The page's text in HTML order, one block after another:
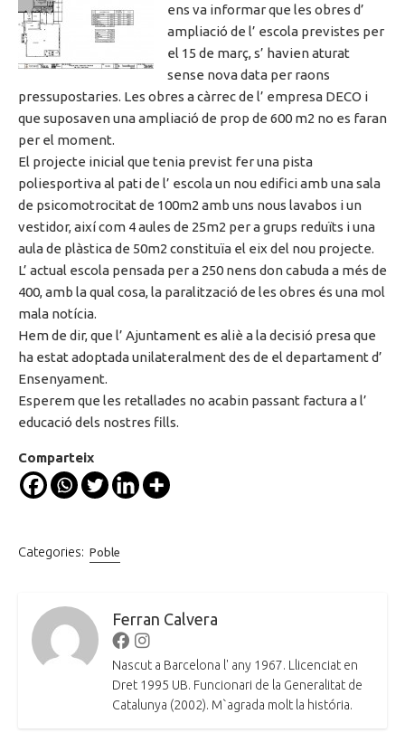
ens va informar que les obres d’
ampliació de l’ escola previstes per
el 15 de març, s’ havien aturat
sense nova data per raons
pressupostaries. Les obres a càrrec de l’ empresa DECO i
que suposaven una ampliació de prop de 600 m2 no es faran
per el moment.
El projecte inicial que tenia previst fer una pista
poliesportiva al pati de l’ escola un nou edifici amb una sala
de psicomotrocitat de 100m2 amb uns nous lavabos i un
vestidor, així com 4 aules de 25m2 per a grups reduïts i una
aula de plàstica de 50m2 constituïa el eix del nou projecte.
L’ actual escola pensada per a 250 nens don cabuda a més de
400, amb la qual cosa, la paralització de les obres és una mol
mala notícia.
Hem de dir, que l’ Ajuntament es aliè a la decisió presa que
ha estat adoptada unilateralment des de el departament d’
Ensenyament.
Esperem que les retallades no acabin passant factura a l’
educació dels nostres fills.
Comparteix
Categories: Poble
Ferran Calvera
FacebookInstagram
Nascut a Barcelona l' any 1967. Llicenciat en
Dret 1995 UB. Funcionari de la Generalitat de
Catalunya (2002). M`agrada molt la história.